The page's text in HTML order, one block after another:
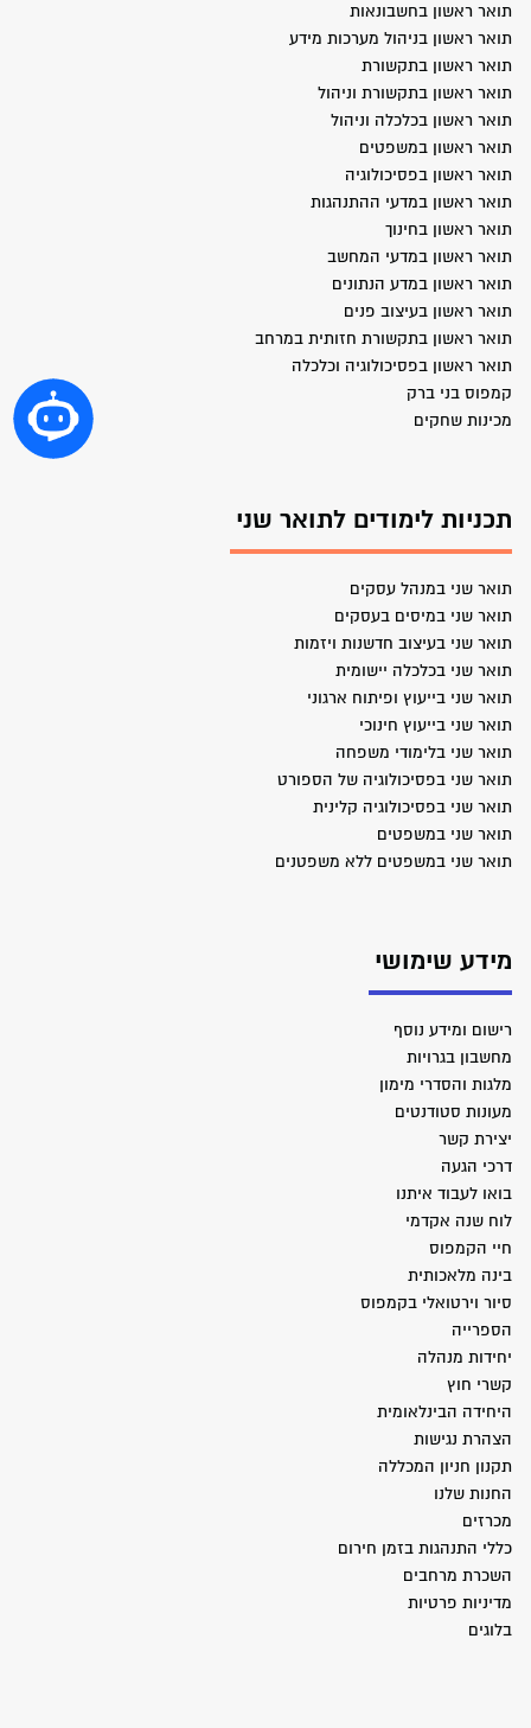
תואר ראשון בחשבונאות
תואר ראשון בניהול מערכות מידע
תואר ראשון בתקשורת
תואר ראשון בתקשורת וניהול
תואר ראשון בכלכלה וניהול
תואר ראשון במשפטים
תואר ראשון בפסיכולוגיה
תואר ראשון במדעי ההתנהגות
תואר ראשון בחינוך
תואר ראשון במדעי המחשב
תואר ראשון במדע הנתונים
תואר ראשון בעיצוב פנים
תואר ראשון בתקשורת חזותית במרחב
תואר ראשון בפסיכולוגיה וכלכלה
קמפוס בני ברק
מכינות שחקים
תכניות לימודים לתואר שני
תואר שני במנהל עסקים
תואר שני במיסים בעסקים
תואר שני בעיצוב חדשנות ויזמות
תואר שני בכלכלה יישומית
תואר שני בייעוץ ופיתוח ארגוני
תואר שני בייעוץ חינוכי
תואר שני בלימודי משפחה
תואר שני בפסיכולוגיה של הספורט
תואר שני בפסיכולוגיה קלינית
תואר שני במשפטים
תואר שני במשפטים ללא משפטנים
מידע שימושי
רישום ומידע נוסף
מחשבון בגרויות
מלגות והסדרי מימון
מעונות סטודנטים
יצירת קשר
דרכי הגעה
בואו לעבוד איתנו
לוח שנה אקדמי
חיי הקמפוס
בינה מלאכותית
סיור וירטואלי בקמפוס
הספרייה
יחידות מנהלה
קשרי חוץ
היחידה הבינלאומית
הצהרת נגישות
תקנון חניון המכללה
החנות שלנו
מכרזים
כללי התנהגות בזמן חירום
השכרת מרחבים
מדיניות פרטיות
בלוגים